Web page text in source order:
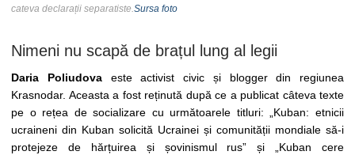
cateva declarații separatiste. Sursa foto
Nimeni nu scapă de brațul lung al legii
Daria Poliudovaeste activist civic și blogger din regiunea
Krasnodar. Aceasta a fost reținută după ce a publicat câteva texte
pe o rețea de socializare cu următoarele titluri: „Kuban: etnicii
ucraineni din Kuban solicită Ucrainei și comunității mondiale să-i
protejeze de hărțuirea și șovinismul rus” și „Kuban cere